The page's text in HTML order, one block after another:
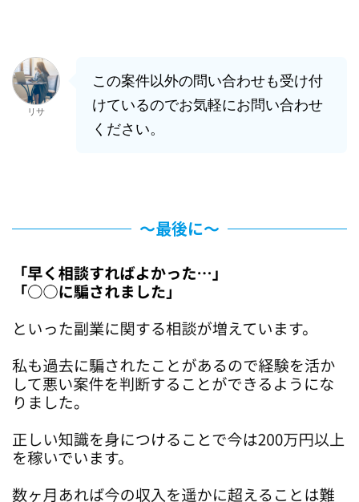
リサ
この案件以外の問い合わせも受け付
けているのでお気軽にお問い合わせ
ください。
〜最後に〜